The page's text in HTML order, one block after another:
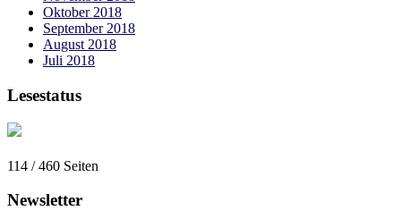
Oktober 2018
September 2018
August 2018
Juli 2018
Lesestatus
114 / 460 Seiten
Newsletter